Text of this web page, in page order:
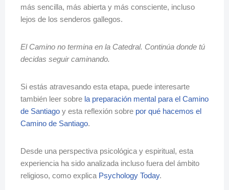
más sencilla, más abierta y más consciente, incluso
lejos de los senderos gallegos.
El Camino no termina en la Catedral. Continúa donde tú
decidas seguir caminando.
Si estás atravesando esta etapa, puede interesarte
también leer sobre la preparación mental para el Camino
de Santiago y esta reflexión sobre por qué hacemos el
Camino de Santiago.
Desde una perspectiva psicológica y espiritual, esta
experiencia ha sido analizada incluso fuera del ámbito
religioso, como explica Psychology Today.